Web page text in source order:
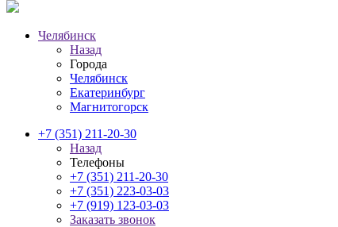
Челябинск
Назад
Города
Челябинск
Екатеринбург
Магнитогорск
+7 (351) 211-20-30
Назад
Телефоны
+7 (351) 211-20-30
+7 (351) 223-03-03
+7 (919) 123-03-03
Заказать звонок